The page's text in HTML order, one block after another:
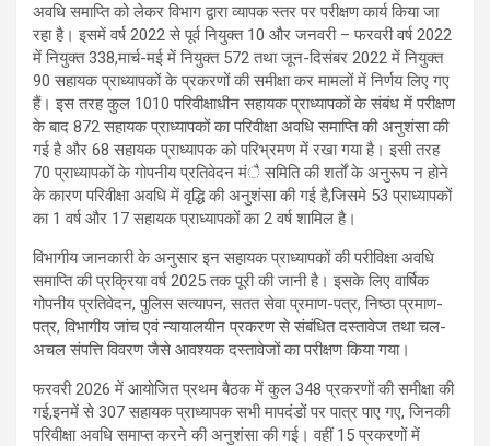
अवधि समाप्ति को लेकर विभाग द्वारा व्यापक स्तर पर परीक्षण कार्य किया जा
रहा है। इसमें वर्ष 2022 से पूर्व नियुक्त 10 और जनवरी – फरवरी वर्ष 2022
में नियुक्त 338,मार्च-मई में नियुक्त 572 तथा जून-दिसंबर 2022 में नियुक्त
90 सहायक प्राध्यापकों के प्रकरणों की समीक्षा कर मामलों में निर्णय लिए गए
हैं। इस तरह कुल 1010 परिवीक्षाधीन सहायक प्राध्यापकों के संबंध में परीक्षण
के बाद 872 सहायक प्राध्यापकों का परिवीक्षा अवधि समाप्ति की अनुशंसा की
गई है और 68 सहायक प्राध्यापक को परिभ्रमण में रखा गया है। इसी तरह
70 प्राध्यापकों के गोपनीय प्रतिवेदन मंै समिति की शर्तों के अनुरूप न होने
के कारण परिवीक्षा अवधि में वृद्धि की अनुशंसा की गई है,जिसमे 53 प्राध्यापकों
का 1 वर्ष और 17 सहायक प्राध्यापकों का 2 वर्ष शामिल है।
विभागीय जानकारी के अनुसार इन सहायक प्राध्यापकों की परीविक्षा अवधि
समाप्ति की प्रक्रिया वर्ष 2025 तक पूरी की जानी है। इसके लिए वार्षिक
गोपनीय प्रतिवेदन, पुलिस सत्यापन, सतत सेवा प्रमाण-पत्र, निष्ठा प्रमाण-
पत्र, विभागीय जांच एवं न्यायालयीन प्रकरण से संबंधित दस्तावेज तथा चल-
अचल संपत्ति विवरण जैसे आवश्यक दस्तावेजों का परीक्षण किया गया।
फरवरी 2026 में आयोजित प्रथम बैठक में कुल 348 प्रकरणों की समीक्षा की
गई,इनमें से 307 सहायक प्राध्यापक सभी मापदंडों पर पात्र पाए गए, जिनकी
परिवीक्षा अवधि समाप्त करने की अनुशंसा की गई। वहीं 15 प्रकरणों में